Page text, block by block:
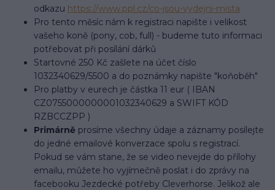
odkazu https://www.ppl.cz/co-jsou-vydejni-mista
Pro tento měsíc nám k registraci napište i velikost
vašeho koně (pony, cob, full) - budeme tuto informaci
potřebovat při posílání dárků
Startovné 250 Kč zašlete na účet číslo
1032340629/5500 a do poznámky napište "koňoběh"
Pro platby v eurech je částka 11 eur ( IBAN
CZ0755000000001032340629 a SWIFT KÓD
RZBCCZPP )
Primárně prosíme všechny údaje a záznamy posílejte
do jedné emailové konverzace spolu s registrací.
Pokud se vám stane, že se video nevejde do přílohy
emailu, můžete ho vyjímečně poslat i do zprávy na
facebooku Jezdecké potřeby Cleverhorse. Jelikož ale